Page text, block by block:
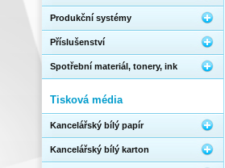
Produkční systémy
Příslušenství
Spotřební materiál, tonery, ink
Tisková média
Kancelářský bílý papír
Kancelářský bílý karton